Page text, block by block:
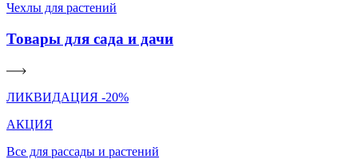
Чехлы для растений
Товары для сада и дачи
ЛИКВИДАЦИЯ -20%
АКЦИЯ
Все для рассады и растений